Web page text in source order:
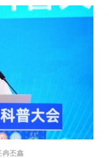
冉丕鑫